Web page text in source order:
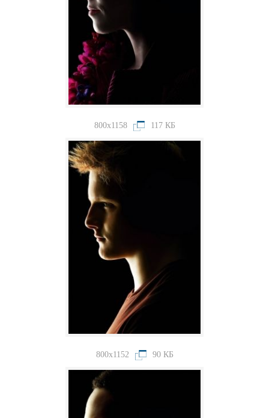
800x1158 117 КБ
800x1152 90 КБ